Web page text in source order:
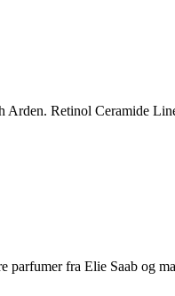
Arden. Retinol Ceramide
parfumer fra Elie Saab og